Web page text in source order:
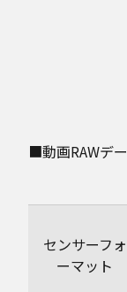
■動画RAWデ
センサーフォ
ーマット